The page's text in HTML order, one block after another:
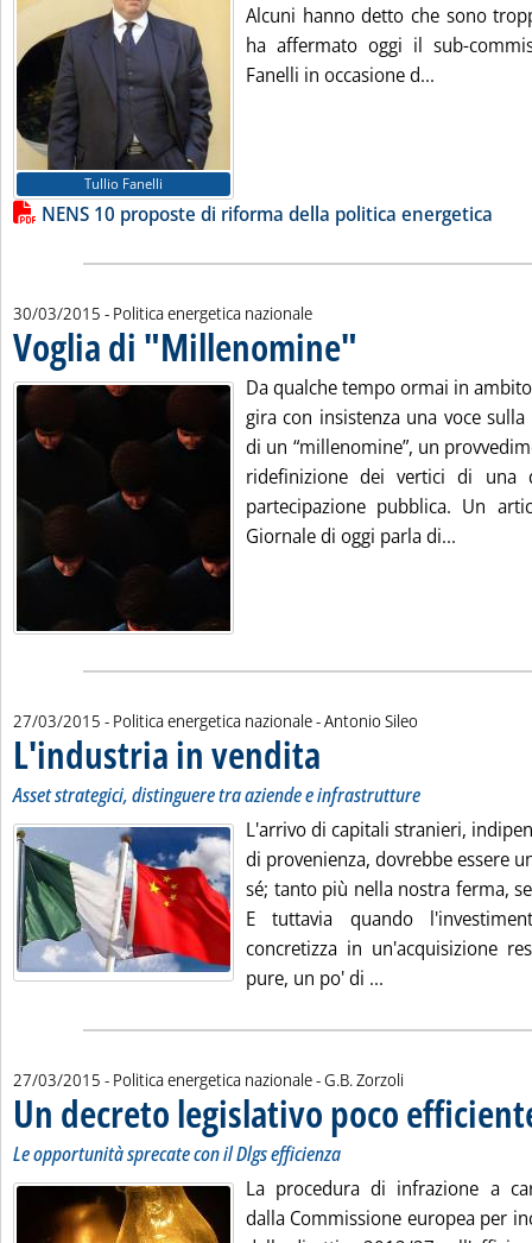
Tullio Fanelli
Alcuni hanno detto che sono
ha affermato oggi il sub-
Fanelli in occasione d...
Lista allegati PDF alla notizia
NENS 10 proposte di riforma della politica energetica
30/03/2015 - Politica energetica nazionale
Voglia di "Millenomine"
Da qualche tempo ormai in
gira con insistenza una voce
di un “millenomine”, un
ridefinizione dei vertici di una
partecipazione pubblica. Un
Giornale di oggi parla di...
27/03/2015 - Politica energetica nazionale -di:
Antonio Sileo
L'industria in vendita
Asset strategici, distinguere tra aziende e infrastrutture
L'arrivo di capitali stranieri,
di provenienza, dovrebbe essere
sé; tanto più nella nostra ferma,
E tuttavia quando
concretizza in un'acquisizione
pure, un po' di ...
27/03/2015 - Politica energetica nazionale -di:
G.B. Zorzoli
Un decreto legislativo poco
Le opportunità sprecate con il Dlgs efficienza
La procedura di infrazione a
dalla Commissione europea per